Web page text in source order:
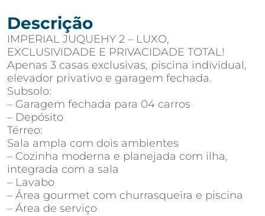
Descrição
IMPERIAL JUQUEHY 2 – LUXO,
EXCLUSIVIDADE E PRIVACIDADE TOTAL!
Apenas 3 casas exclusivas, piscina individual,
elevador privativo e garagem fechada.
Subsolo:
– Garagem fechada para 04 carros
– Depósito
Térreo:
Sala ampla com dois ambientes
– Cozinha moderna e planejada com ilha,
integrada com a sala
– Lavabo
– Área gourmet com churrasqueira e piscina
– Área de serviço